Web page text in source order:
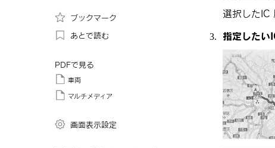
ブックマーク
あとで読む
PDFで見る
車両
マルチメディア
画面表示設定
選択したIC
指定したい